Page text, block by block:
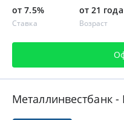
от 7.5%
Ставка
от 21 года
Возраст
Металлинвестбанк